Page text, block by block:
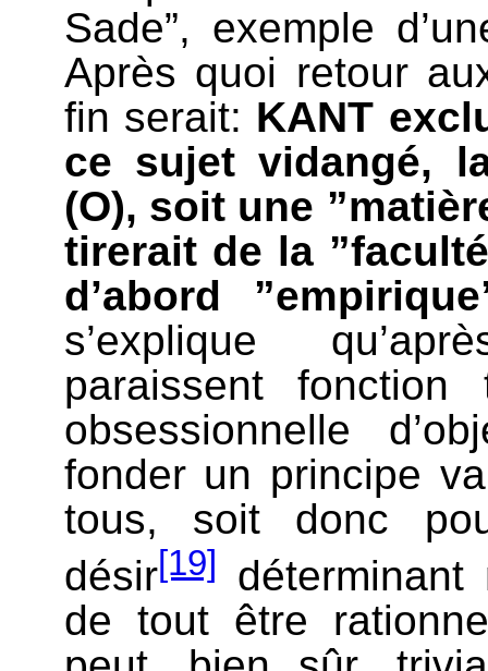
Sade”, exemple
Après quoi retour
fin serait: KANT
ce sujet vidangé,
(O), soit une
tirerait de la
d’abord
s’explique
paraissent fonction
obsessionnelle
fonder un principe
tous, soit donc
désir[19]
déterminant
de tout être